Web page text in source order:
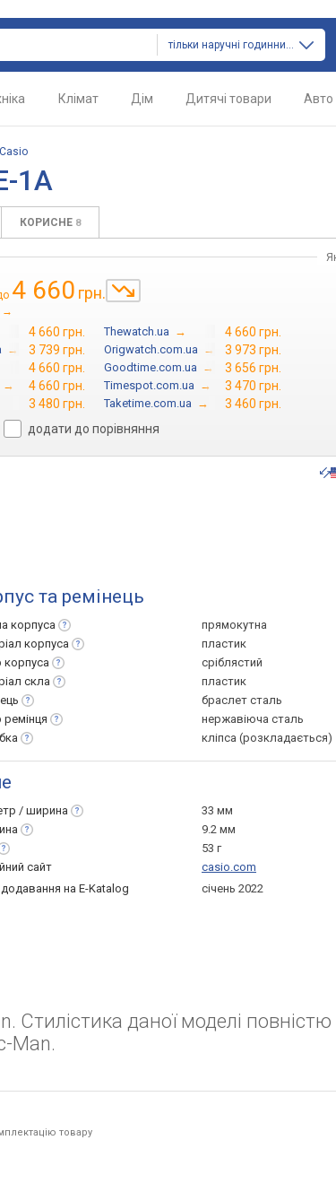
тільки наручні годинники
Клімат Дім Дитячі товари Авто
Casio
1A
КОРИСНЕ 8
4 660 грн.
→
4 660 грн. Thewatch.ua → 4 660 грн.
→ 3 739 грн. Origwatch.com.ua → 3 973 грн.
4 660 грн. Goodtime.com.ua → 3 656 грн.
→ 4 660 грн. Timespot.com.ua → 3 470 грн.
3 480 грн. Taketime.com.ua →
3 460 грн.
додати до порівняння
та ремінець
корпуса
прямокутна
корпуса
пластик
корпуса
сріблястий
скла
пластик
браслет сталь
ремінця
нержавіюча сталь
кліпса (розкладається)
/ ширина
33 мм
9.2 мм
53 г
сайт
casio.com
на E-Katalog
січень 2022
Стилістика даної моделі повністю
Man.
товару